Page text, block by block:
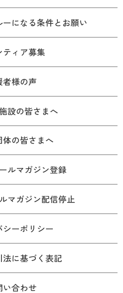
になる条件とお願い
ティア募集
者様の声
設の皆さまへ
体の皆さまへ
ルマガジン登録
マガジン配信停止
シーポリシー
に基づく表記
い合わせ